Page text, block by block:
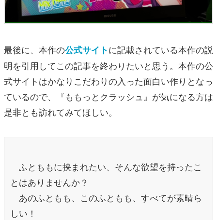
最後に、本作の公式サイトに記載されている本作の説
明を引用してこの記事を終わりたいと思う。本作の公
式サイトはかなりこだわりの入った面白い作りとなっ
ているので、『ももっとクラッシュ』が気になる方は
是非とも訪れてみてほしい。
ふとももに挟まれたい、そんな欲望を持ったこ
とはありませんか？
あのふともも、このふともも、すべてが素晴ら
しい！